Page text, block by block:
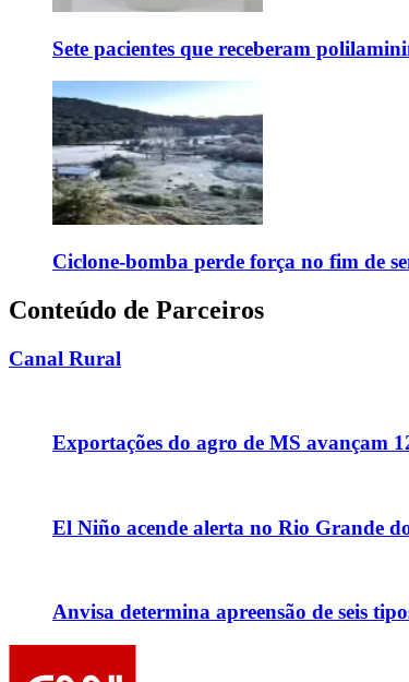
Sete pacientes que receberam
Ciclone-bomba perde força no fim de
Conteúdo de Parceiros
Canal Rural
Exportações do agro de MS avançam
El Niño acende alerta no Rio Grande
Anvisa determina apreensão de seis